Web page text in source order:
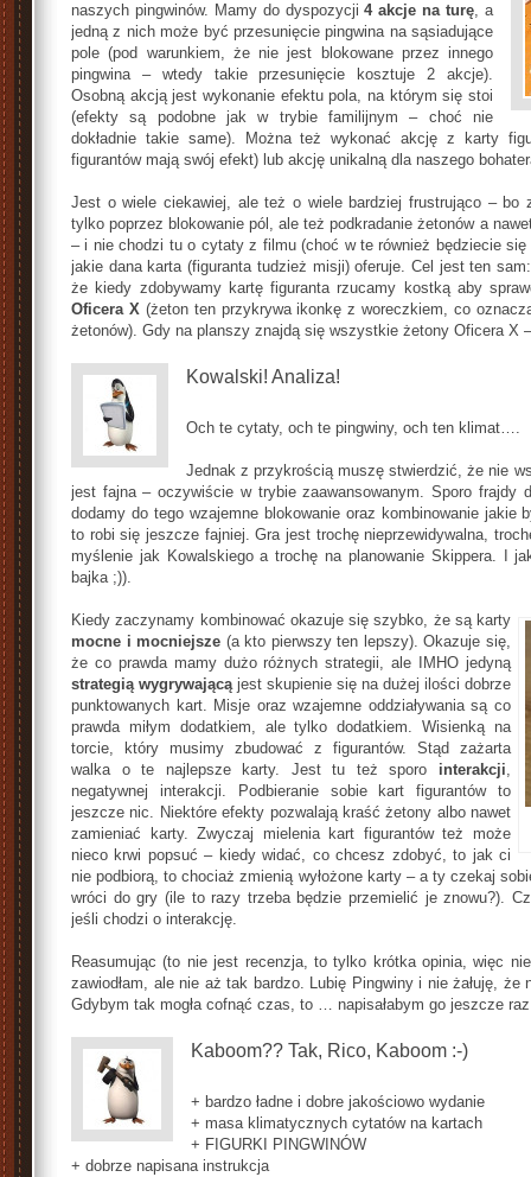
naszych pingwinów. Mamy do dyspozycji4 akcje na turę, a
jedną z nich może być przesunięcie pingwina na sąsiadujące
pole (pod warunkiem, że nie jest blokowane przez innego
pingwina – wtedy takie przesunięcie kosztuje 2 akcje).
Osobną akcją jest wykonanie efektu pola, na którym się stoi
(efekty są podobne jak w trybie familijnym – choć nie
dokładnie takie same). Można też wykonać akcję z karty
figurantów mają swój efekt) lub akcję unikalną dla naszego
Jest o wiele ciekawiej, ale też o wiele bardziej frustrująco –
tylko poprzez blokowanie pól, ale też podkradanie żetonów a
– i nie chodzi tu o cytaty z filmu (choć w te również będziecie
jakie dana karta (figuranta tudzież misji) oferuje. Cel jest ten
że kiedy zdobywamy kartę figuranta rzucamy kostką aby
Oficera X(żeton ten przykrywa ikonkę z woreczkiem, co
żetonów). Gdy na planszy znajdą się wszystkie żetony Oficera X
Kowalski! Analiza!
Och te cytaty, och te pingwiny, och ten klimat….
Jednak z przykrością muszę stwierdzić, że nie
jest fajna – oczywiście w trybie zaawansowanym. Sporo frajdy
dodamy do tego wzajemne blokowanie oraz kombinowanie jakie
to robi się jeszcze fajniej. Gra jest trochę nieprzewidywalna,
myślenie jak Kowalskiego a trochę na planowanie Skippera. I
bajka ;)).
Kiedy zaczynamy kombinować okazuje się szybko, że są karty
mocne i mocniejsze (a kto pierwszy ten lepszy). Okazuje się,
że co prawda mamy dużo różnych strategii, ale IMHO jedyną
strategią wygrywającąjest skupienie się na dużej ilości dobrze
punktowanych kart. Misje oraz wzajemne oddziaływania są co
prawda miłym dodatkiem, ale tylko dodatkiem. Wisienką na
torcie, który musimy zbudować z figurantów. Stąd zażarta
walka o te najlepsze karty. Jest tu też sporo interakcji,
negatywnej interakcji. Podbieranie sobie kart figurantów to
jeszcze nic. Niektóre efekty pozwalają kraść żetony albo nawet
zamieniać karty. Zwyczaj mielenia kart figurantów też może
nieco krwi popsuć – kiedy widać, co chcesz zdobyć, to jak ci
nie podbiorą, to chociaż zmienią wyłożone karty – a ty czekaj
wróci do gry (ile to razy trzeba będzie przemielić je znowu?).
jeśli chodzi o interakcję.
Reasumując (to nie jest recenzja, to tylko krótka opinia, więc
zawiodłam, ale nie aż tak bardzo. Lubię Pingwiny i nie żałuję,
Gdybym tak mogła cofnąć czas, to … napisałabym go jeszcze
Kaboom?? Tak, Rico, Kaboom :-)
+ bardzo ładne i dobre jakościowo wydanie
+ masa klimatycznych cytatów na kartach
+ FIGURKI PINGWINÓW
+ dobrze napisana instrukcja